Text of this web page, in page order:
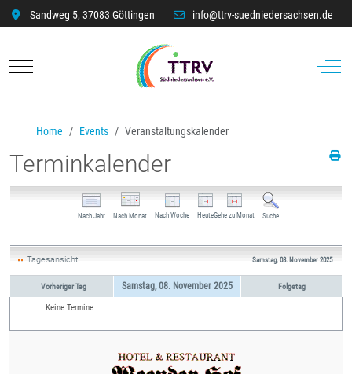
Sandweg 5, 37083 Göttingen info@ttrv-suedniedersachsen.de
Mobile Menu Toggle Off-
Home Events Veranstaltungskalender
Terminkalender
Nach Jahr Nach Monat Nach Woche HeuteGehe zu Monat Suche
Tagesansicht Samstag, 08. November 2025
Vorheriger Tag Samstag, 08. November 2025 Folgetag
Keine Termine